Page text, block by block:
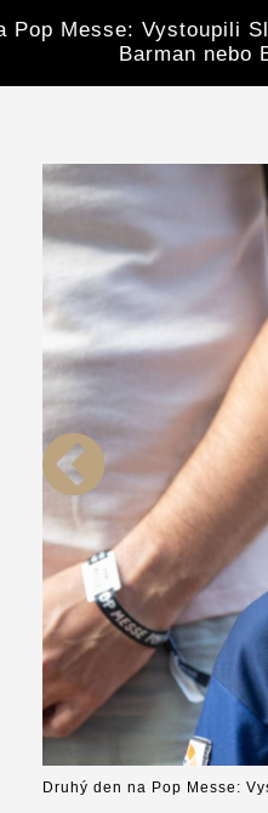
Pop Messe: Vystoupili
Barman nebo
Druhý den na Pop Messe: